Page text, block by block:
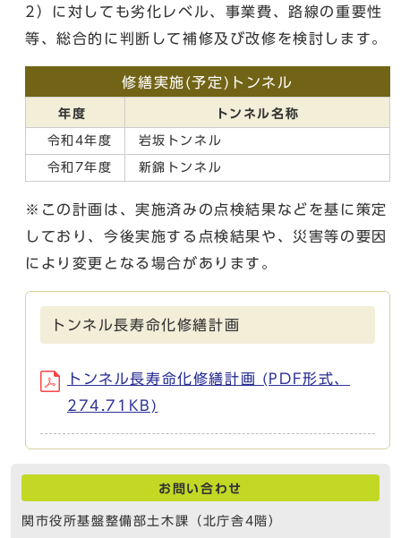
2）に対しても劣化レベル、事業費、路線の重要性
等、総合的に判断して補修及び改修を検討します。
修繕実施(予定)トンネル
年度 トンネル名称
令和4年度 岩坂トンネル
令和7年度 新錦トンネル
※この計画は、実施済みの点検結果などを基に策定
しており、今後実施する点検結果や、災害等の要因
により変更となる場合があります。
トンネル長寿命化修繕計画
トンネル長寿命化修繕計画 (PDF形式、
274.71KB)
お問い合わせ
関市役所基盤整備部土木課（北庁舎4階）